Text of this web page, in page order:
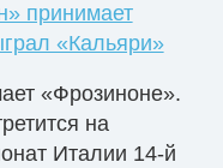
принимает
«Кальяри»
«Фрозиноне».
на
Италии 14-й